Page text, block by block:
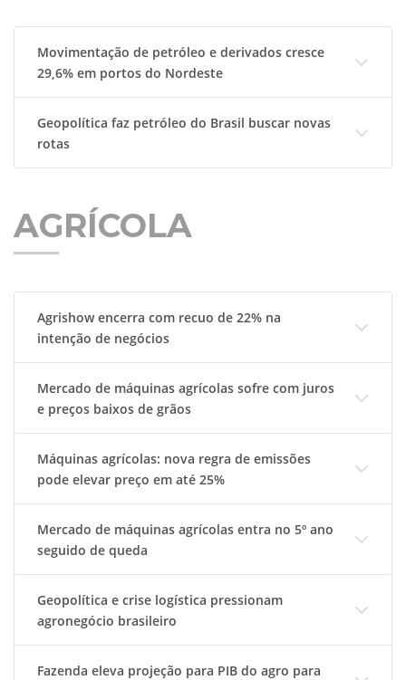
Movimentação de petróleo e derivados cresce
29,6% em portos do Nordeste
Geopolítica faz petróleo do Brasil buscar novas
rotas
AGRÍCOLA
Agrishow encerra com recuo de 22% na
intenção de negócios
Mercado de máquinas agrícolas sofre com juros
e preços baixos de grãos
Máquinas agrícolas: nova regra de emissões
pode elevar preço em até 25%
Mercado de máquinas agrícolas entra no 5º ano
seguido de queda
Geopolítica e crise logística pressionam
agronegócio brasileiro
Fazenda eleva projeção para PIB do agro para